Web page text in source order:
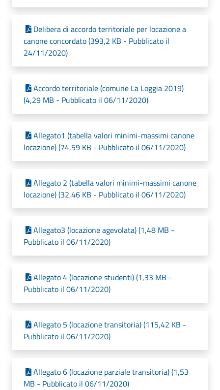
Delibera di accordo territoriale per locazione a
canone concordato (393,2 KB - Pubblicato il
24/11/2020)
Accordo territoriale (comune La Loggia 2019)
(4,29 MB - Pubblicato il 06/11/2020)
Allegato1 (tabella valori minimi-massimi canone
locazione) (74,59 KB - Pubblicato il 06/11/2020)
Allegato 2 (tabella valori minimi-massimi canone
locazione) (32,46 KB - Pubblicato il 06/11/2020)
Allegato3 (locazione agevolata) (1,48 MB -
Pubblicato il 06/11/2020)
Allegato 4 (locazione studenti) (1,33 MB -
Pubblicato il 06/11/2020)
Allegato 5 (locazione transitoria) (115,42 KB -
Pubblicato il 06/11/2020)
Allegato 6 (locazione parziale transitoria) (1,53
MB - Pubblicato il 06/11/2020)